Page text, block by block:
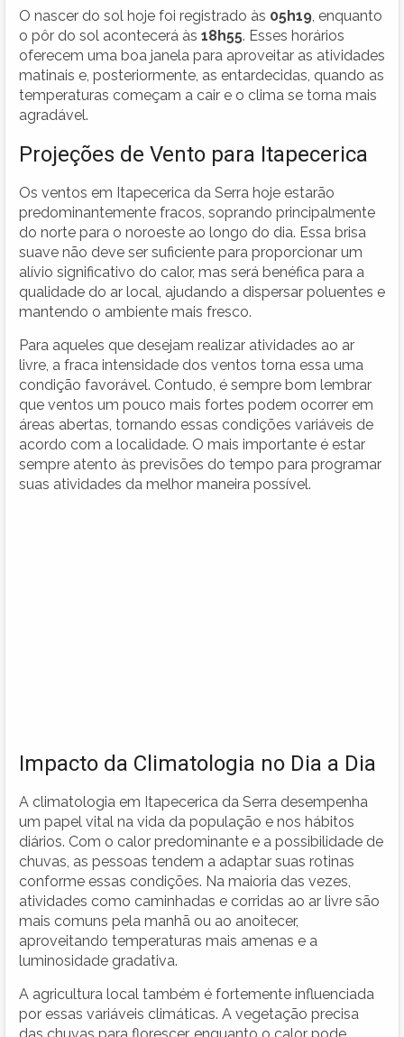
O nascer do sol hoje foi registrado às 05h19 , enquanto
o pôr do sol acontecerá às 18h55. Esses horários
oferecem uma boa janela para aproveitar as atividades
matinais e, posteriormente, as entardecidas, quando as
temperaturas começam a cair e o clima se torna mais
agradável.
Projeções de Vento para Itapecerica
Os ventos em Itapecerica da Serra hoje estarão
predominantemente fracos, soprando principalmente
do norte para o noroeste ao longo do dia. Essa brisa
suave não deve ser suficiente para proporcionar um
alívio significativo do calor, mas será benéfica para a
qualidade do ar local, ajudando a dispersar poluentes e
mantendo o ambiente mais fresco.
Para aqueles que desejam realizar atividades ao ar
livre, a fraca intensidade dos ventos torna essa uma
condição favorável. Contudo, é sempre bom lembrar
que ventos um pouco mais fortes podem ocorrer em
áreas abertas, tornando essas condições variáveis de
acordo com a localidade. O mais importante é estar
sempre atento às previsões do tempo para programar
suas atividades da melhor maneira possível.
Impacto da Climatologia no Dia a Dia
A climatologia em Itapecerica da Serra desempenha
um papel vital na vida da população e nos hábitos
diários. Com o calor predominante e a possibilidade de
chuvas, as pessoas tendem a adaptar suas rotinas
conforme essas condições. Na maioria das vezes,
atividades como caminhadas e corridas ao ar livre são
mais comuns pela manhã ou ao anoitecer,
aproveitando temperaturas mais amenas e a
luminosidade gradativa.
A agricultura local também é fortemente influenciada
por essas variáveis climáticas. A vegetação precisa
das chuvas para florescer, enquanto o calor pode